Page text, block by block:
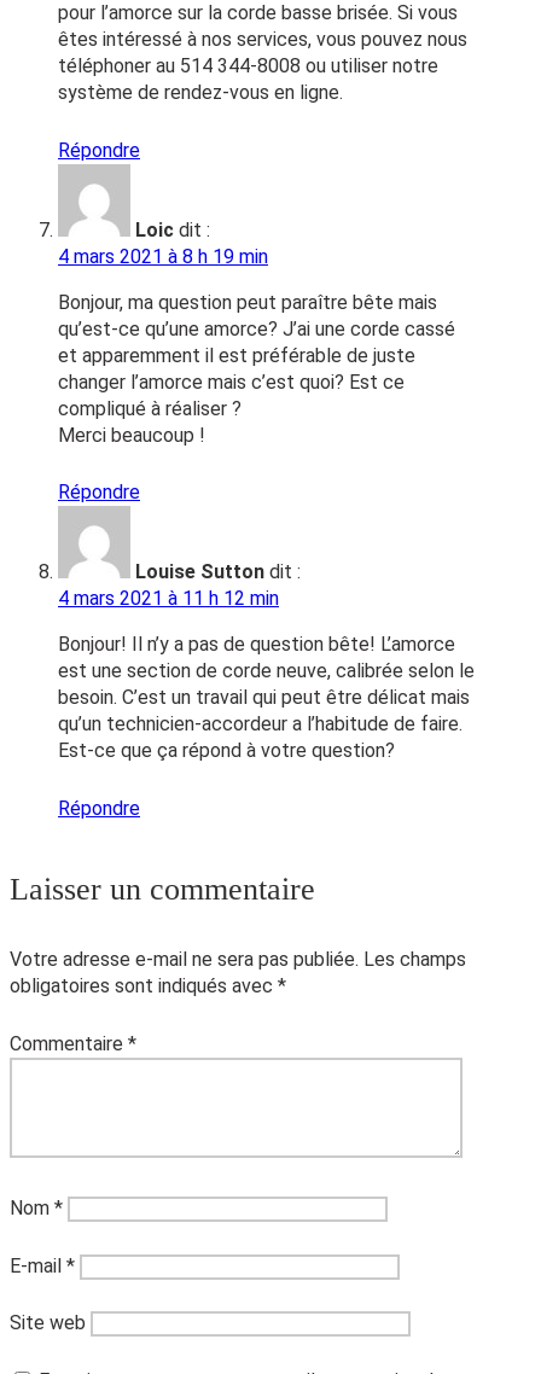
pour l’amorce sur la corde basse brisée. Si vous
êtes intéressé à nos services, vous pouvez nous
téléphoner au 514 344-8008 ou utiliser notre
système de rendez-vous en ligne.
Répondre
Loic dit :
4 mars 2021 à 8 h 19 min
Bonjour, ma question peut paraître bête mais
qu’est-ce qu’une amorce? J’ai une corde cassé
et apparemment il est préférable de juste
changer l’amorce mais c’est quoi? Est ce
compliqué à réaliser ?
Merci beaucoup !
Répondre
Louise Sutton dit :
4 mars 2021 à 11 h 12 min
Bonjour! Il n’y a pas de question bête! L’amorce
est une section de corde neuve, calibrée selon le
besoin. C’est un travail qui peut être délicat mais
qu’un technicien-accordeur a l’habitude de faire.
Est-ce que ça répond à votre question?
Répondre
Laisser un commentaire
Votre adresse e-mail ne sera pas publiée. Les champs
obligatoires sont indiqués avec *
Commentaire *
Nom *
E-mail *
Site web